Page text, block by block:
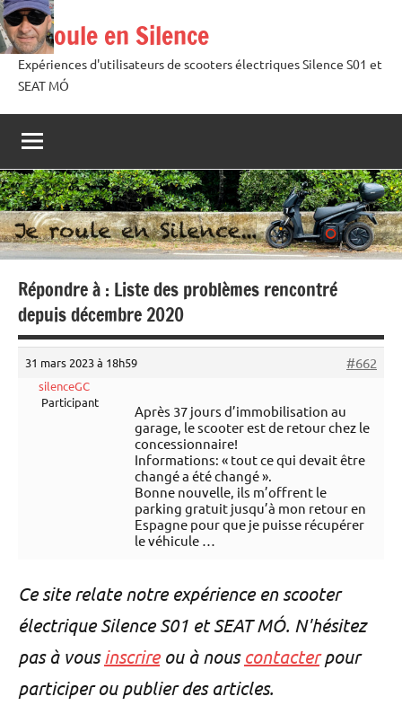
Aller
au
contenu
Je roule en Silence
Expériences d'utilisateurs de scooters électriques Silence S01 et
SEAT MÓ
Répondre à : Liste des problèmes rencontré
depuis décembre 2020
31 mars 2023 à 18h59 #662
silenceGC
Participant
Après 37 jours d’immobilisation au
garage, le scooter est de retour chez le
concessionnaire!
Informations: « tout ce qui devait être
changé a été changé ».
Bonne nouvelle, ils m’offrent le
parking gratuit jusqu’à mon retour en
Espagne pour que je puisse récupérer
le véhicule …
Ce site relate notre expérience en scooter
électrique Silence S01 et SEAT MÓ. N'hésitez
pas à vousinscrireou à nous contacterpour
participer ou publier des articles.